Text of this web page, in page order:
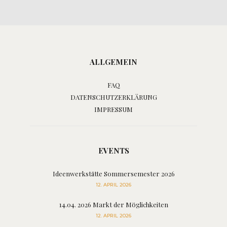
ALLGEMEIN
FAQ
DATENSCHUTZERKLÄRUNG
IMPRESSUM
EVENTS
Ideenwerkstätte Sommersemester 2026
12. APRIL 2026
14.04. 2026 Markt der Möglichkeiten
12. APRIL 2026